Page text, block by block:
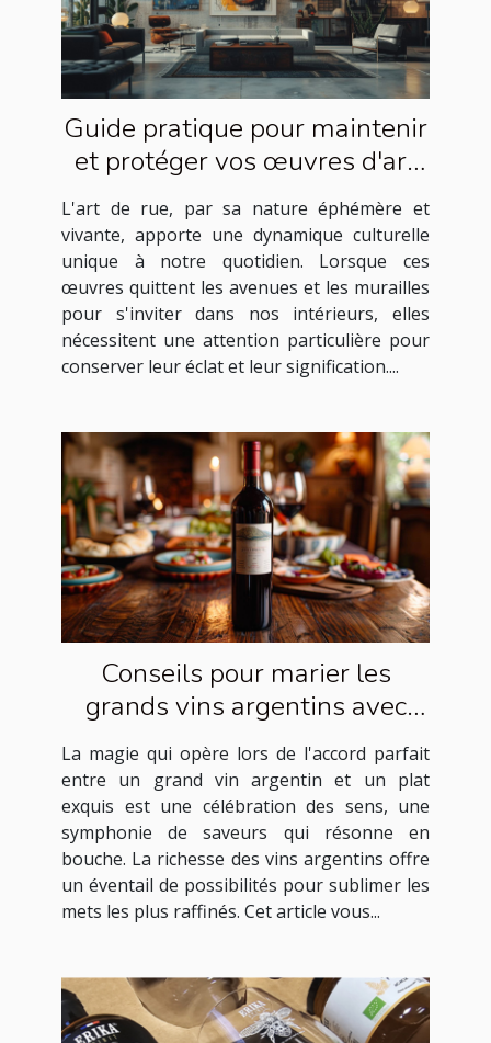
Guide pratique pour maintenir
et protéger vos œuvres d'art
de rue à la maison
L'art de rue, par sa nature éphémère et
vivante, apporte une dynamique culturelle
unique à notre quotidien. Lorsque ces
œuvres quittent les avenues et les murailles
pour s'inviter dans nos intérieurs, elles
nécessitent une attention particulière pour
conserver leur éclat et leur signification....
Conseils pour marier les
grands vins argentins avec
des plats exquis
La magie qui opère lors de l'accord parfait
entre un grand vin argentin et un plat
exquis est une célébration des sens, une
symphonie de saveurs qui résonne en
bouche. La richesse des vins argentins offre
un éventail de possibilités pour sublimer les
mets les plus raffinés. Cet article vous...